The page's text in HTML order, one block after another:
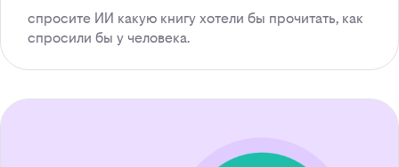
спросите ИИ какую книгу хотели бы прочитать, как
спросили бы у человека.